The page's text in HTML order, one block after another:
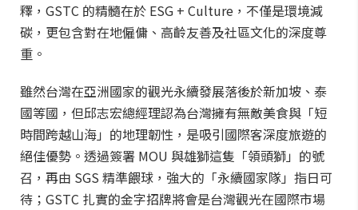
釋，GSTC 的精髓在於 ESG + Culture，不僅是環境減
碳，更包含對在地僱傭、高齡友善及社區文化的深度尊
重。
雖然台灣在亞洲國家的觀光永續發展落後於新加坡、泰
國等國，但邱志宏總經理認為台灣擁有無敵美食與「短
時間跨越山海」的地理韌性，是吸引國際客深度旅遊的
絕佳優勢。透過簽署 MOU 與雄獅這隻「領頭獅」的號
召，再由 SGS 精準餵球，強大的「永續國家隊」指日可
待；GSTC 扎實的金字招牌將會是台灣觀光在國際市場